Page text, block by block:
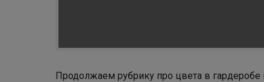
Продолжаем рубрику про цвета в гардеробе